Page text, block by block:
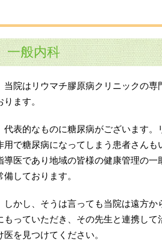
一般内科
当院はリウマチ膠原病クリニックの専
ります。
代表的なものに糖尿病がございます。
用で糖尿病になってしまう患者さんも
導医であり地域の皆様の健康管理の
備しております。
しかし、そうは言っても当院は遠方か
もっていただき、その先生と連携し
医を見つけてください。